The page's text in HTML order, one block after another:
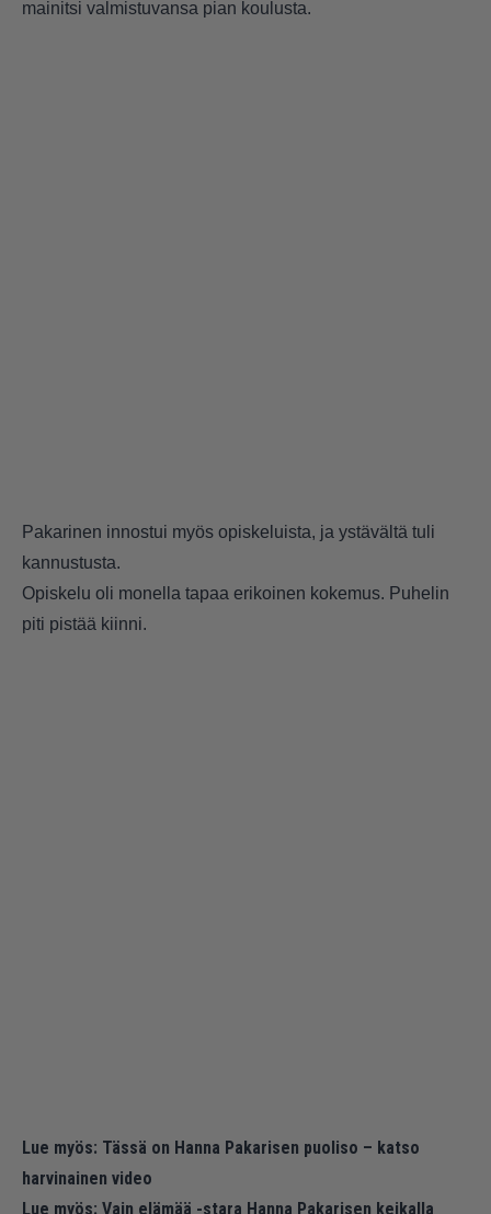
mainitsi valmistuvansa pian koulusta.
Pakarinen innostui myös opiskeluista, ja ystävältä tuli
kannustusta.
Opiskelu oli monella tapaa erikoinen kokemus. Puhelin
piti pistää kiinni.
Lue myös: Tässä on Hanna Pakarisen puoliso – katso
harvinainen video
Lue myös: Vain elämää -stara Hanna Pakarisen keikalla